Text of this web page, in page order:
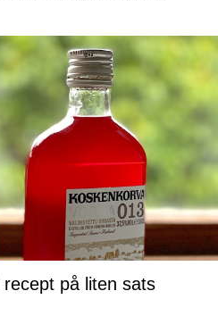
på liten sats